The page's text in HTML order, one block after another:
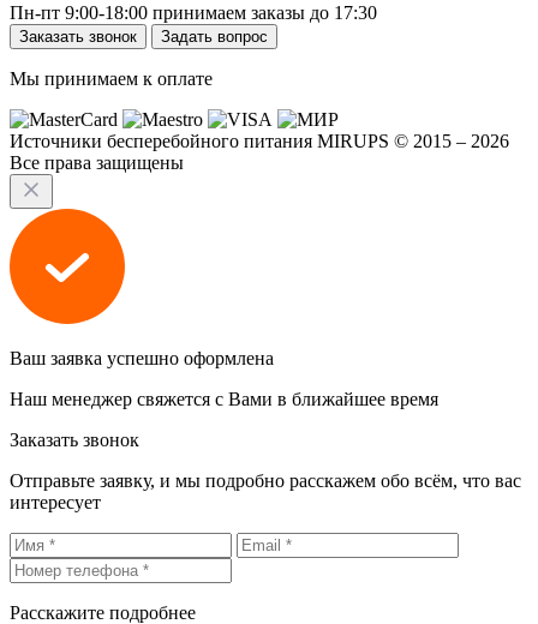
Пн-пт 9:00-18:00 принимаем заказы до 17:30
Заказать звонок Задать вопрос
Мы принимаем к оплате
Источники бесперебойного питания MIRUPS © 2015 – 2026
Все права защищены
Ваш заявка успешно оформлена
Наш менеджер свяжется с Вами в ближайшее время
Заказать звонок
Отправьте заявку, и мы подробно расскажем обо всём, что вас
интересует
Расскажите подробнее